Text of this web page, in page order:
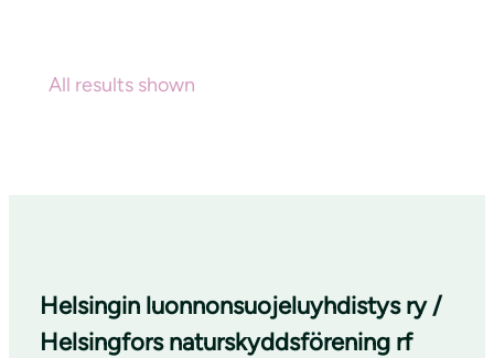
All results shown
Helsingin luonnonsuojeluyhdistys ry /
Helsingfors naturskyddsförening rf